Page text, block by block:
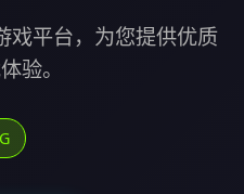
戏平台，为您提供优质
验。